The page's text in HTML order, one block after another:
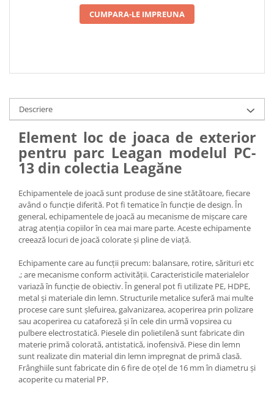
CUMPARA-LE IMPREUNA
Descriere
Element loc de joaca de exterior
pentru parc Leagan modelul PC-
13 din colectia Leagăne
Echipamentele de joacă sunt produse de sine stătătoare, fiecare
având o funcție diferită. Pot fi tematice în funcție de design. În
general, echipamentele de joacă au mecanisme de mișcare care
atrag atenția copiilor în cea mai mare parte. Aceste echipamente
creează locuri de joacă colorate și pline de viață.
Echipamente care au funcții precum: balansare, rotire, sărituri etc
.; are mecanisme conform activității. Caracteristicile materialelor
variază în funcție de obiectiv. În general pot fi utilizate PE, HDPE,
metal și materiale din lemn. Structurile metalice suferă mai multe
procese care sunt șlefuirea, galvanizarea, acoperirea prin polizare
sau acoperirea cu cataforeză și în cele din urmă vopsirea cu
pulbere electrostatică. Piesele din polietilenă sunt fabricate din
materie primă colorată, antistatică, inofensivă. Piese din lemn
sunt realizate din material din lemn impregnat de primă clasă.
Frânghiile sunt fabricate din 6 fire de oțel de 16 mm în diametru și
acoperite cu material PP.